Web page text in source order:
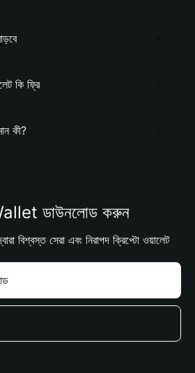
কি ফ্রি
কী?
ডাউনলোড করুন
বিশ্বস্ত সেরা এবং নিরাপদ ক্রিপ্টো ওয়ালেট